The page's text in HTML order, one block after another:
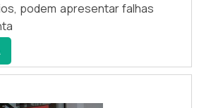
podem apresentar falhas